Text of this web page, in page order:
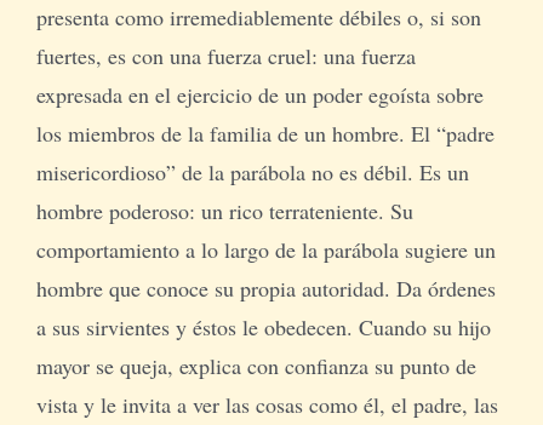
presenta como irremediablemente débiles o, si son
fuertes, es con una fuerza cruel: una fuerza
expresada en el ejercicio de un poder egoísta sobre
los miembros de la familia de un hombre. El “padre
misericordioso” de la parábola no es débil. Es un
hombre poderoso: un rico terrateniente. Su
comportamiento a lo largo de la parábola sugiere un
hombre que conoce su propia autoridad. Da órdenes
a sus sirvientes y éstos le obedecen. Cuando su hijo
mayor se queja, explica con confianza su punto de
vista y le invita a ver las cosas como él, el padre, las